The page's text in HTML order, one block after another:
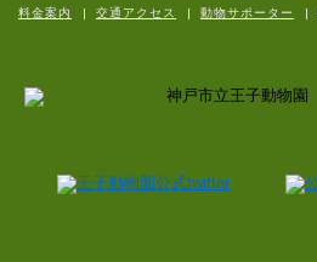
料金案内 交通アクセス 動物サポーター